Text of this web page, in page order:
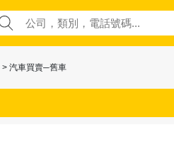
> 汽車買賣─舊車